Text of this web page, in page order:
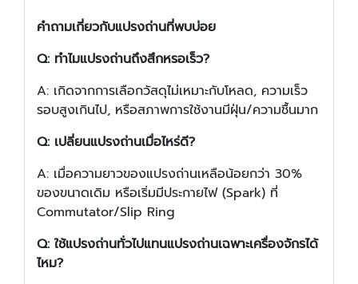
คำถามเกี่ยวกับแปรงถ่านที่พบบ่อย
Q: ทำไมแปรงถ่านถึงสึกหรอเร็ว?
A: เกิดจากการเลือกวัสดุไม่เหมาะกับโหลด, ความเร็ว
รอบสูงเกินไป, หรือสภาพการใช้งานมีฝุ่น/ความชื้นมาก
Q: เปลี่ยนแปรงถ่านเมื่อไหร่ดี?
A: เมื่อความยาวของแปรงถ่านเหลือน้อยกว่า 30%
ของขนาดเดิม หรือเริ่มมีประกายไฟ (Spark) ที่
Commutator/Slip Ring
Q: ใช้แปรงถ่านทั่วไปแทนแปรงถ่านเฉพาะเครื่องจักรได้
ไหม?